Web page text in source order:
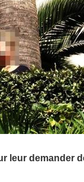
leur demander